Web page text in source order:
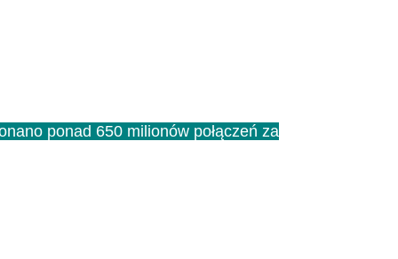
ponad 650 milionów połączeń za